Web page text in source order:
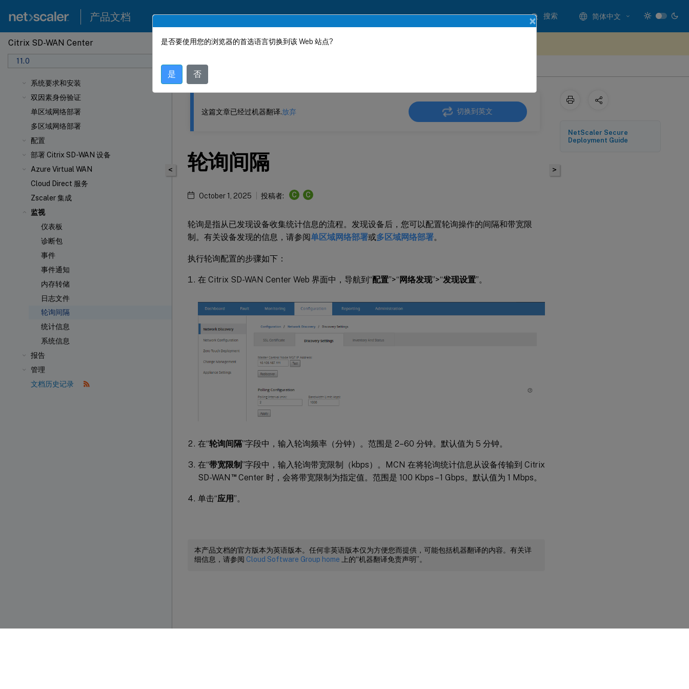
产品文档 搜索 简体中文
Citrix SD-WAN Center
11.0
系统要求和安装
双因素身份验证
单区域网络部署
多区域网络部署
配置
部署 Citrix SD-WAN 设备
Azure Virtual WAN
Cloud Direct 服务
Zscaler 集成
监视
仪表板
诊断包
事件
事件通知
内存转储
日志文件
轮询间隔
统计信息
系统信息
报告
管理
文档历史记录
此内容已经过机器动态翻译。
<
这篇文章已经过机器翻译.放弃 切换到英文
轮询间隔
October 1, 2025 投稿者: C C
轮询是指从已发现设备收集统计信息的流程。发现设备后，您可以配置轮询操作的间隔和带宽限
制。有关设备发现的信息，请参阅单区域网络部署或多区域网络部署。
执行轮询配置的步骤如下：
在 Citrix SD-WAN Center Web 界面中，导航到“配置”>“ 网络发现”>“发现设置”。
在“轮询间隔”字段中，输入轮询频率（分钟）。范围是 2–60 分钟。默认值为 5 分钟。
在“带宽限制”字段中，输入轮询带宽限制（kbps）。MCN 在将轮询统计信息从设备传输到 Citrix
SD-WAN ™Center 时，会将带宽限制为指定值。范围是 100 Kbps – 1 Gbps。默认值为 1 Mbps。
单击“应用”。
本产品文档的官方版本为英语版本。任何非英语版本仅为方便您而提供，可能包括机器翻译的内容。有关详
细信息，请参阅 Cloud Software Group home 上的“机器翻译免责声明”。
>
NetScaler Secure
Deployment Guide
×
是否要使用您的浏览器的首选语言切换到该 Web 站点?
是 否